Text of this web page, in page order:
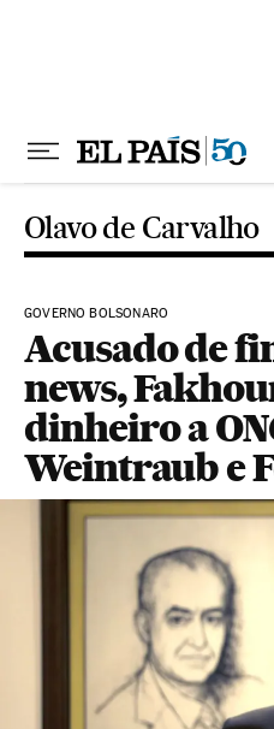
Olavo de Carvalho
GOVERNO BOLSONARO
Acusado de
news,
dinheiro a
Weintraub e